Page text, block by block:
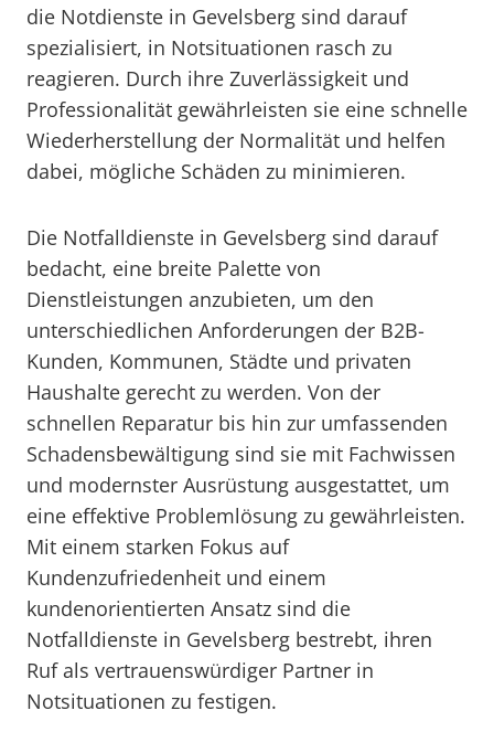
die Notdienste in Gevelsberg sind darauf
spezialisiert, in Notsituationen rasch zu
reagieren. Durch ihre Zuverlässigkeit und
Professionalität gewährleisten sie eine schnelle
Wiederherstellung der Normalität und helfen
dabei, mögliche Schäden zu minimieren.
Die Notfalldienste in Gevelsberg sind darauf
bedacht, eine breite Palette von
Dienstleistungen anzubieten, um den
unterschiedlichen Anforderungen der B2B-
Kunden, Kommunen, Städte und privaten
Haushalte gerecht zu werden. Von der
schnellen Reparatur bis hin zur umfassenden
Schadensbewältigung sind sie mit Fachwissen
und modernster Ausrüstung ausgestattet, um
eine effektive Problemlösung zu gewährleisten.
Mit einem starken Fokus auf
Kundenzufriedenheit und einem
kundenorientierten Ansatz sind die
Notfalldienste in Gevelsberg bestrebt, ihren
Ruf als vertrauenswürdiger Partner in
Notsituationen zu festigen.